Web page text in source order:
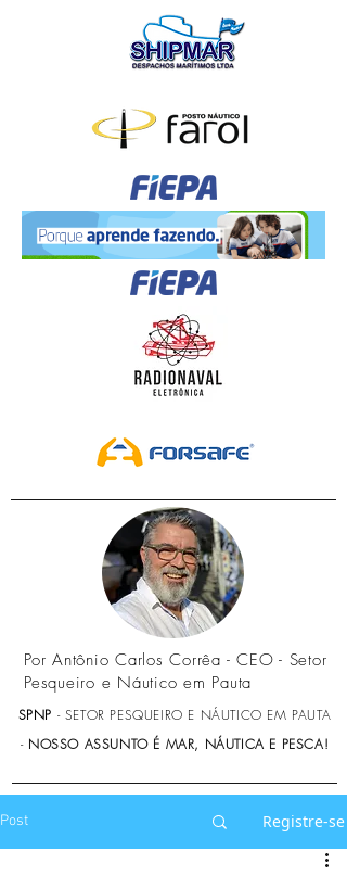
Por Antônio Carlos Corrêa - CEO - Setor
Pesqueiro e Náutico em Pauta
SPNP - SETOR PESQUEIRO E NÁUTICO EM PAUTA
- NOSSO ASSUNTO É MAR, NÁUTICA E PESCA!
Post Registre-se